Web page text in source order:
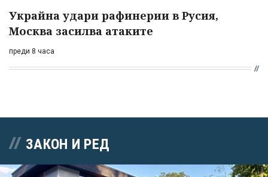
Украйна удари рафинерии в Русия,
Москва засилва атаките
преди 8 часа
ЗАКОН И РЕД